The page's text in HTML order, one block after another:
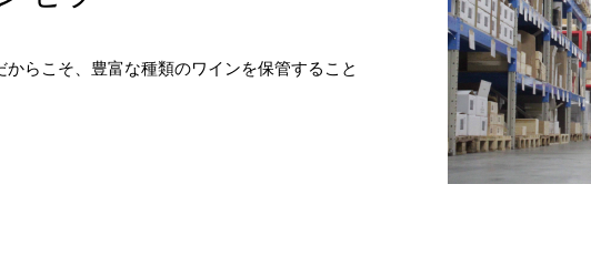
からこそ、豊富な種類のワインを保管すること